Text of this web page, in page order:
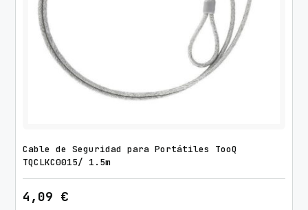
Cable de Seguridad para Portátiles TooQ
TQCLKC0015/ 1.5m
4,09 €